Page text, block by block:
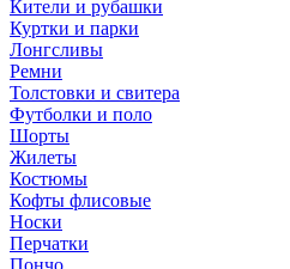
Кители и рубашки
Куртки и парки
Лонгсливы
Ремни
Толстовки и свитера
Футболки и поло
Шорты
Жилеты
Костюмы
Кофты флисовые
Носки
Перчатки
Пончо